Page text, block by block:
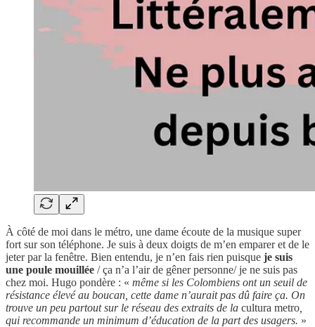
À côté de moi dans le métro, une dame écoute de la musique super
fort sur son téléphone. Je suis à deux doigts de m’en emparer et de le
jeter par la fenêtre. Bien entendu, je n’en fais rien puisque je suis
une poule mouillée / ça n’a l’air de gêner personne/ je ne suis pas
chez moi. Hugo pondère : « même si les Colombiens ont un seuil de
résistance élevé au boucan, cette dame n’aurait pas dû faire ça. On
trouve un peu partout sur le réseau des extraits de la cultura metro
qui recommande un minimum d’éducation de la part des usagers. »